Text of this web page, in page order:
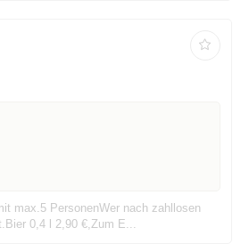
max.5 PersonenWer nach zahllosen
0,4 l 2,90 €,Zum E...